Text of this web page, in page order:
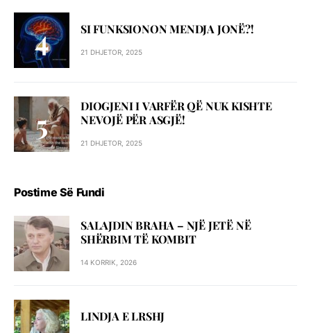
SI FUNKSIONON MENDJA JONË?!
21 DHJETOR, 2025
DIOGJENI I VARFËR QË NUK KISHTE
NEVOJË PËR ASGJË!
21 DHJETOR, 2025
Postime Së Fundi
SALAJDIN BRAHA – NJЁ JETЁ NЁ
SHЁRBIM TЁ KOMBIT
14 KORRIK, 2026
LINDJA E LRSHJ